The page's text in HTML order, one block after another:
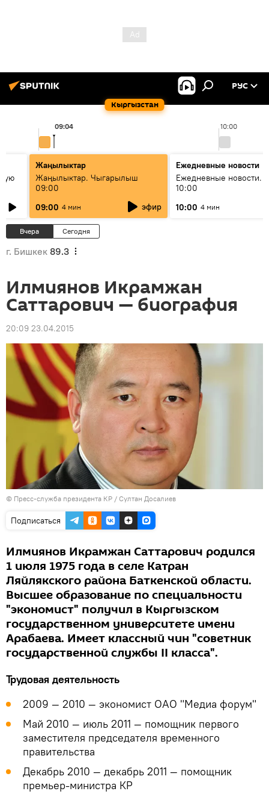
Кыргызстан
РУС
10:00
09:04
Жаңылыктар
Жаңылыктар. Чыгарылыш
09:00
09:00 4 мин эфир
Ежедневные новости
Ежедневные новости.
10:00
10:00 4 мин
Вчера Сегодня
г. Бишкек 89.3
Илмиянов Икрамжан
Саттарович — биография
20:09 23.04.2015
© Пресс-служба президента КР / Султан Досалиев
Подписаться
Илмиянов Икрамжан Саттарович родился
1 июля 1975 года в селе Катран
Ляйлякского района Баткенской области.
Высшее образование по специальности
"экономист" получил в Кыргызском
государственном университете имени
Арабаева. Имеет классный чин "советник
государственной службы II класса".
Трудовая деятельность
2009 — 2010 — экономист ОАО "Медиа форум"
Май 2010 — июль 2011 — помощник первого
заместителя председателя временного
правительства
Декабрь 2010 — декабрь 2011 — помощник
премьер-министра КР